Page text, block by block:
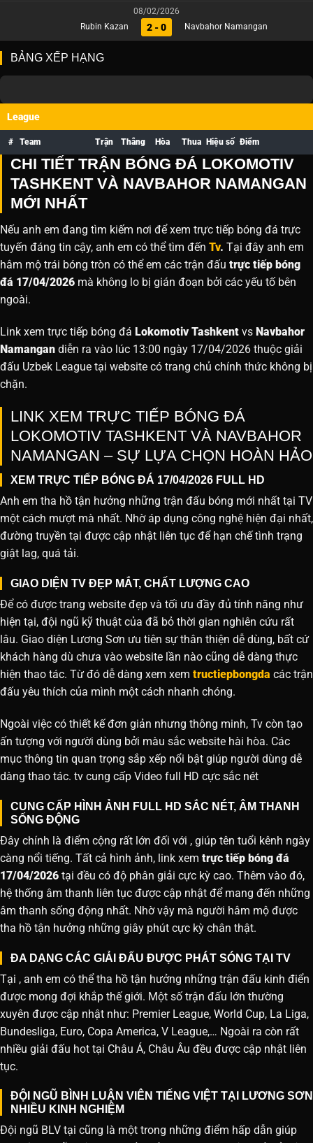
08/02/2026
Rubin Kazan
2 - 0 Navbahor Namangan
BẢNG XẾP HẠNG
League
# Team Trận Thắng Hòa Thua Hiệu số Điểm
CHI TIẾT TRẬN BÓNG ĐÁ LOKOMOTIV
TASHKENT VÀ NAVBAHOR NAMANGAN
MỚI NHẤT
Nếu anh em đang tìm kiếm nơi để xem trực tiếp bóng đá trực
tuyến đáng tin cậy, anh em có thể tìm đến Tv. Tại đây anh em
hâm mộ trái bóng tròn có thể em các trận đấu trực tiếp bóng
đá 17/04/2026 mà không lo bị gián đoạn bởi các yếu tố bên
ngoài.
Link xem trực tiếp bóng đá Lokomotiv Tashkent vs Navbahor
Namangan diễn ra vào lúc 13:00 ngày 17/04/2026 thuộc giải
đấu Uzbek League tại website có trang chủ chính thức không bị
chặn.
LINK XEM TRỰC TIẾP BÓNG ĐÁ
LOKOMOTIV TASHKENT VÀ NAVBAHOR
NAMANGAN – SỰ LỰA CHỌN HOÀN HẢO
XEM TRỰC TIẾP BÓNG ĐÁ 17/04/2026 FULL HD
Anh em tha hồ tận hưởng những trận đấu bóng mới nhất tại TV
một cách mượt mà nhất. Nhờ áp dụng công nghệ hiện đại nhất,
đường truyền tại được cập nhật liên tục để hạn chế tình trạng
giật lag, quá tải.
GIAO DIỆN TV ĐẸP MẮT, CHẤT LƯỢNG CAO
Để có được trang website đẹp và tối ưu đầy đủ tính năng như
hiện tại, đội ngũ kỹ thuật của đã bỏ thời gian nghiên cứu rất
lâu. Giao diện Lương Sơn ưu tiên sự thân thiện dễ dùng, bất cứ
khách hàng dù chưa vào website lần nào cũng dễ dàng thực
hiện thao tác. Từ đó dễ dàng xem xem tructiepbongda các trận
đấu yêu thích của mình một cách nhanh chóng.
Ngoài việc có thiết kế đơn giản nhưng thông minh, Tv còn tạo
ấn tượng với người dùng bởi màu sắc website hài hòa. Các
mục thông tin quan trọng sắp xếp nổi bật giúp người dùng dễ
dàng thao tác. tv cung cấp Video full HD cực sắc nét
CUNG CẤP HÌNH ẢNH FULL HD SẮC NÉT, ÂM THANH
SỐNG ĐỘNG
Đây chính là điểm cộng rất lớn đối với , giúp tên tuổi kênh ngày
càng nổi tiếng. Tất cả hình ảnh, link xem trực tiếp bóng đá
17/04/2026 tại đều có độ phân giải cực kỳ cao. Thêm vào đó,
hệ thống âm thanh liên tục được cập nhật để mang đến những
âm thanh sống động nhất. Nhờ vậy mà người hâm mộ được
tha hồ tận hưởng những giây phút cực kỳ chân thật.
ĐA DẠNG CÁC GIẢI ĐẤU ĐƯỢC PHÁT SÓNG TẠI TV
Tại , anh em có thể tha hồ tận hưởng những trận đấu kinh điển
được mong đợi khắp thế giới. Một số trận đấu lớn thường
xuyên được cập nhật như: Premier League, World Cup, La Liga,
Bundesliga, Euro, Copa America, V League,… Ngoài ra còn rất
nhiều giải đấu hot tại Châu Á, Châu Âu đều được cập nhật liên
tục.
ĐỘI NGŨ BÌNH LUẬN VIÊN TIẾNG VIỆT TẠI LƯƠNG SƠN
NHIỀU KINH NGHIỆM
Đội ngũ BLV tại cũng là một trong những điểm hấp dẫn giúp